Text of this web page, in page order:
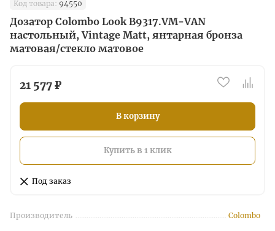
Код товара: 94550
Дозатор Colombo Look B9317.VM-VAN
настольный, Vintage Matt, янтарная бронза
матовая/стекло матовое
21 577 ₽
В корзину
Купить в 1 клик
Под заказ
Производитель Colombo